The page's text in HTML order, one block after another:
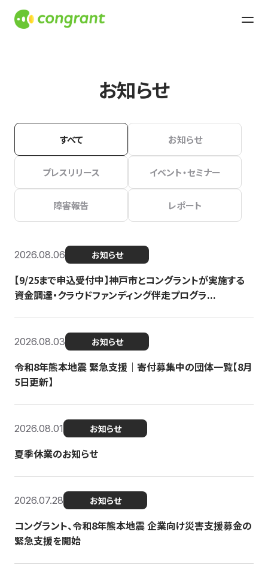
お知らせ
すべて お知らせ
プレスリリース イベント・セミナー
障害報告 レポート
2026.08.06 お知らせ
【9/25まで申込受付中】神戸市とコングラントが実施する
資金調達・クラウドファンディング伴走プログラ...
2026.08.03 お知らせ
令和8年熊本地震 緊急支援｜寄付募集中の団体一覧【8月
5日更新】
2026.08.01 お知らせ
夏季休業のお知らせ
2026.07.28 お知らせ
コングラント、令和8年熊本地震 企業向け災害支援募金の
緊急支援を開始